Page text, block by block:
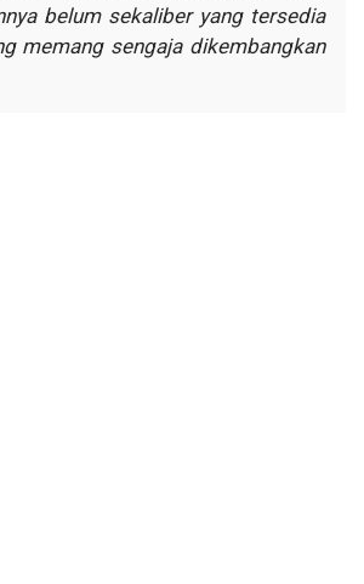
belum sekaliber yang tersedia
memang sengaja dikembangkan